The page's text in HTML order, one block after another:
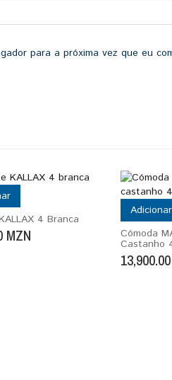
para a próxima vez que eu
4 Branca
MZN
Adicionar
Cómoda
Castanho
13,900.00